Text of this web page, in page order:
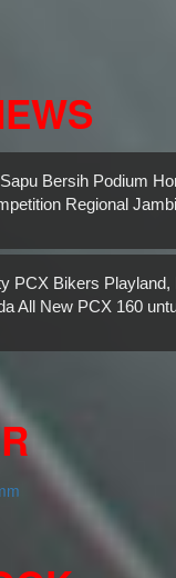
Bersih Podium
Regional
PCX Bikers Playland,
All New PCX 160